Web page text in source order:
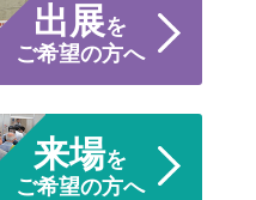
出展を
ご希望の方へ
来場を
ご希望の方へ